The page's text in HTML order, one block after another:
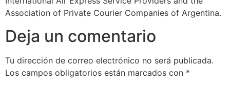
Association of Private Courier Companies of Argentina.
Deja un comentario
Tu dirección de correo electrónico no será publicada.
Los campos obligatorios están marcados con *